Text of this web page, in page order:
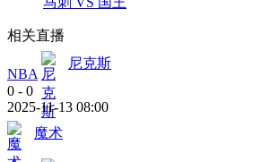
相关直播
NBA
尼克斯
0 - 0
2025-11-13 08:00
魔术